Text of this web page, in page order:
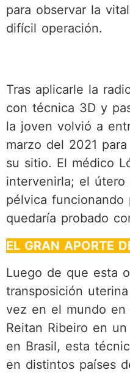
para observar la
difícil operación.
Tras aplicarle la
con técnica 3D y
la joven volvió a
marzo del 2021
su sitio. El médico
intervenirla; el útero
pélvica funcionando
quedaría probado
EL GRAN APORTE
Luego de que esta
transposición
vez en el mundo en
Reitan Ribeiro en
en Brasil, esta
en distintos países